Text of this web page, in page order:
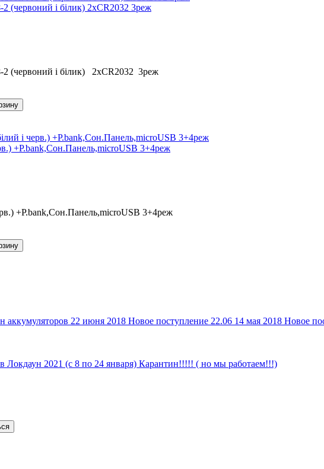
2 (червоний і білик) 2хCR2032 3реж
2 (червоний і білик) 2хCR2032 3реж
+P.bank,Сон.Панель,microUSB 3+4реж
+P.bank,Сон.Панель,microUSB 3+4реж
аккумуляторов 22 июня 2018 Новое поступление 22.06 14 мая 2018 Новое
Локдаун 2021 (с 8 по 24 января) Карантин!!!!! ( но мы работаем!!!)